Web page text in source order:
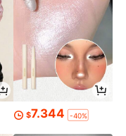
$7.344 -40%